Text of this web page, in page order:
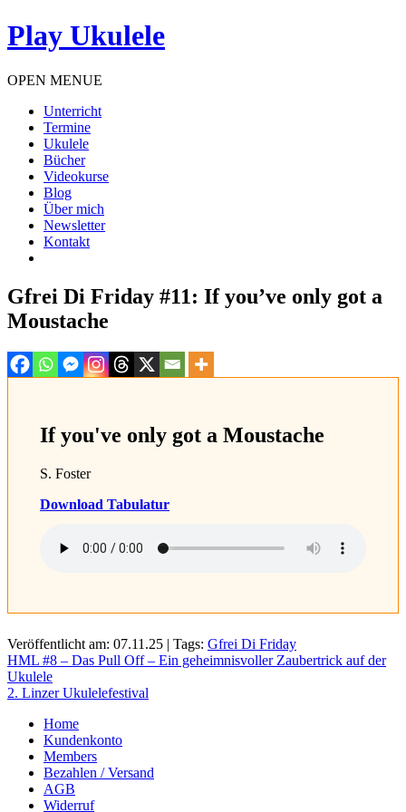
Play Ukulele
OPEN MENUE
Unterricht
Termine
Ukulele
Bücher
Videokurse
Blog
Über mich
Newsletter
Kontakt
Gfrei Di Friday #11: If you’ve only got a
Moustache
If you've only got a Moustache
S. Foster
Download Tabulatur
Veröffentlicht am: 07.11.25 | Tags: Gfrei Di Friday
Beitragsnavigation
HML #8 – Das Pull Off – Ein geheimnisvoller Zaubertrick auf der
Ukulele
2. Linzer Ukulelefestival
Home
Kundenkonto
Members
Bezahlen / Versand
AGB
Widerruf